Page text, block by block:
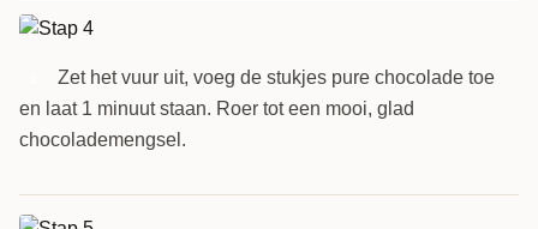
Zet het vuur uit, voeg de stukjes pure chocolade toe
en laat 1 minuut staan. Roer tot een mooi, glad
chocolademengsel.